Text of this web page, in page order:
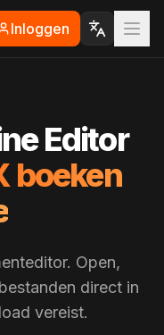
Inloggen
Editor
boeken
Open,
direct in
vereist.